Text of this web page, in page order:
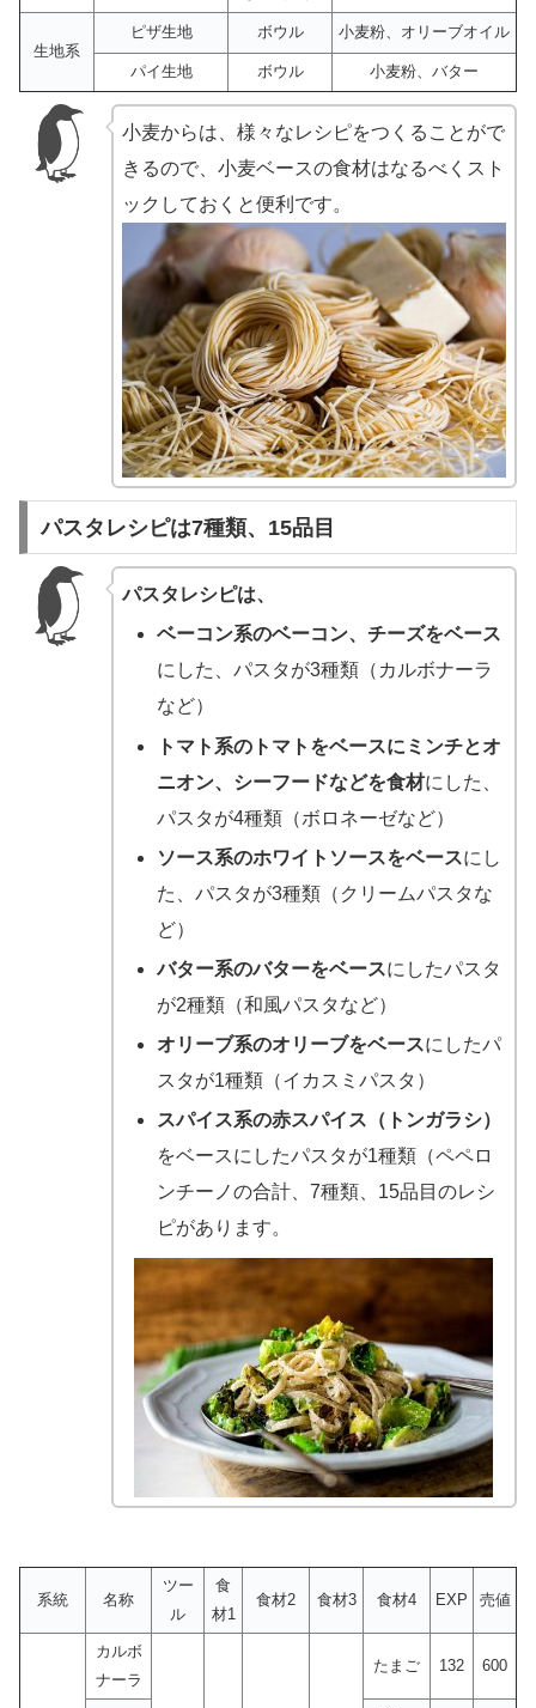
生地系
ピザ生地 ボウル 小麦粉、オリーブオイル
パイ生地 ボウル 小麦粉、バター
小麦からは、様々なレシピをつくることがで
きるので、小麦ベースの食材はなるべくスト
ックしておくと便利です。
パスタレシピは7種類、15品目
パスタレシピは、
ベーコン系のベーコン、チーズをベース
にした、パスタが3種類（カルボナーラ
など）
トマト系のトマトをベースにミンチとオ
ニオン、シーフードなどを食材にした、
パスタが4種類（ボロネーゼなど）
ソース系のホワイトソースをベースにし
た、パスタが3種類（クリームパスタな
ど）
バター系のバターをベースにしたパスタ
が2種類（和風パスタなど）
オリーブ系のオリーブをベースにしたパ
スタが1種類（イカスミパスタ）
スパイス系の赤スパイス（トンガラシ）
をベースにしたパスタが1種類（ペペロ
ンチーノの合計、7種類、15品目のレシ
ピがあります。
系統 名称
ツー
ル
食
材1
食材2 食材3 食材4 EXP 売値
カルボ
ナーラ
たまご 132 600